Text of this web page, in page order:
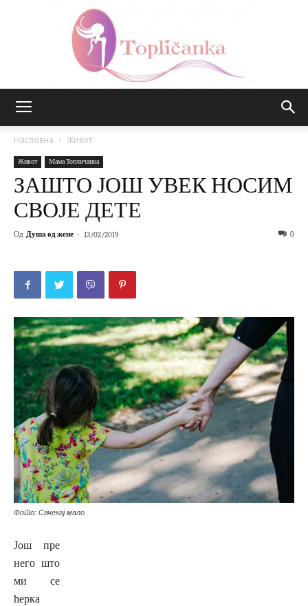
Насловна Живот
Живот Мама Топличанка
ЗАШТО ЈОШ УВЕК НОСИМ
СВОЈЕ ДЕТЕ
Од Душа од жене - 13/02/2019 0
Фото: Сачекај мало
Још пре
него што
ми се
ћерка